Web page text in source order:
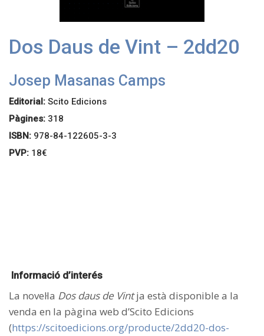
Dos Daus de Vint – 2dd20
Josep Masanas Camps
Editorial: Scito Edicions
Pàgines: 318
ISBN: 978-84-122605-3-3
PVP: 18€
Informació d’interés
La novel·la Dos daus de Vintja està disponible a la
venda en la pàgina web d’Scito Edicions
(https://scitoedicions.org/producte/2dd20-dos-